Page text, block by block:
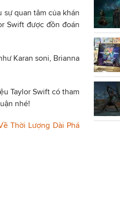
quan tâm của khán
Swift được đồn đoán
Karan soni, Brianna
Taylor Swift có tham
nhé!
Thời Lượng Dài Phá